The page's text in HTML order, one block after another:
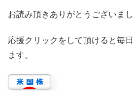
お読み頂きありがとうございまし
応援クリックをして頂けると毎
ます。